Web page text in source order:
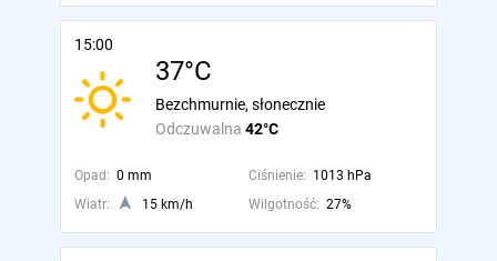
15:00
37°C
Odczuwalna 42°C
Bezchmurnie, słonecznie
Opad: 0 mm Ciśnienie: 1013 hPa
Wiatr:
15 km/h Wilgotność: 27%